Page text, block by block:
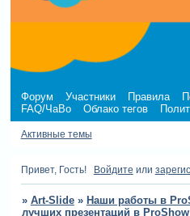
Форум Участники Правила
FAQ/ЧаВо
Облако тегов
Активные темы
Привет, Гость! Войдите или
» Art-Slide » Наши работы в
лучших презентаций в